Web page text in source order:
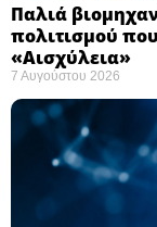
Παλιά
πολιτισμού
«Αισχύλεια» ​
7 Αυγούστου 2026